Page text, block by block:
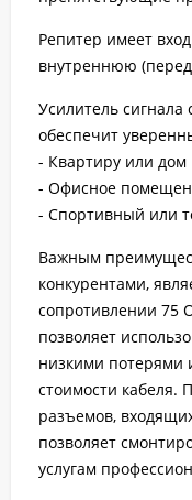
Репитер имеет
внутреннюю
Усилитель сигнала
обеспечит
- Квартиру или дом
- Офисное
- Спортивный или
Важным
конкурентами,
сопротивлении 75
позволяет
низкими потерями
стоимости кабеля.
разъемов,
позволяет
услугам